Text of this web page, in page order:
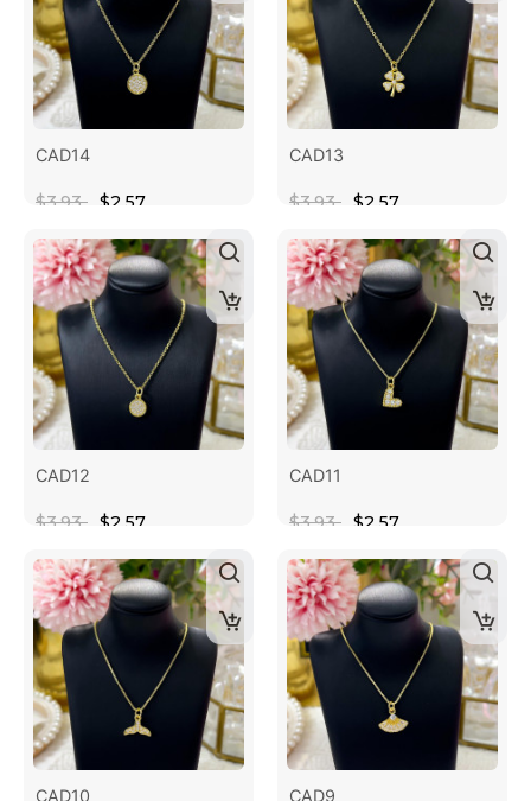
CAD14
$3.93 $2.57
CAD13
$3.93 $2.57
CAD12
$3.93 $2.57
CAD11
$3.93 $2.57
CAD10 CAD9